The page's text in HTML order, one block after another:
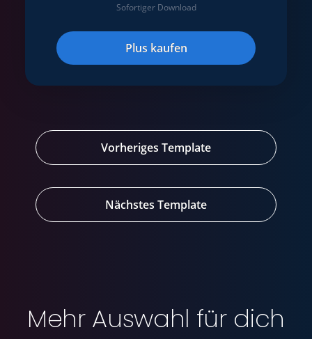
Sofortiger Download
Plus kaufen
Vorheriges Template
Nächstes Template
Mehr Auswahl für dich